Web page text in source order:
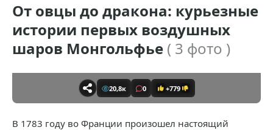
От овцы до дракона: курьезные
истории первых воздушных
шаров Монгольфье ( 3 фото )
20,8к 0 +779
В 1783 году во Франции произошел настоящий